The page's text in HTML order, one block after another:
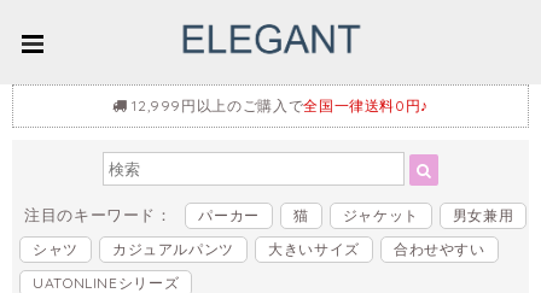
12,999円以上のご購入で全国一律送料0円♪
注目のキーワード： パーカー 猫 ジャケット
男女兼用
シャツ
カジュアルパンツ 大きいサイズ
合わせやすい
UATONLINEシリーズ